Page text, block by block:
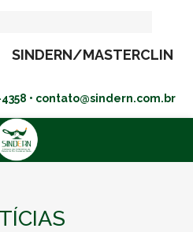
SINDERN/MASTERCLIN
• contato@sindern.com.br